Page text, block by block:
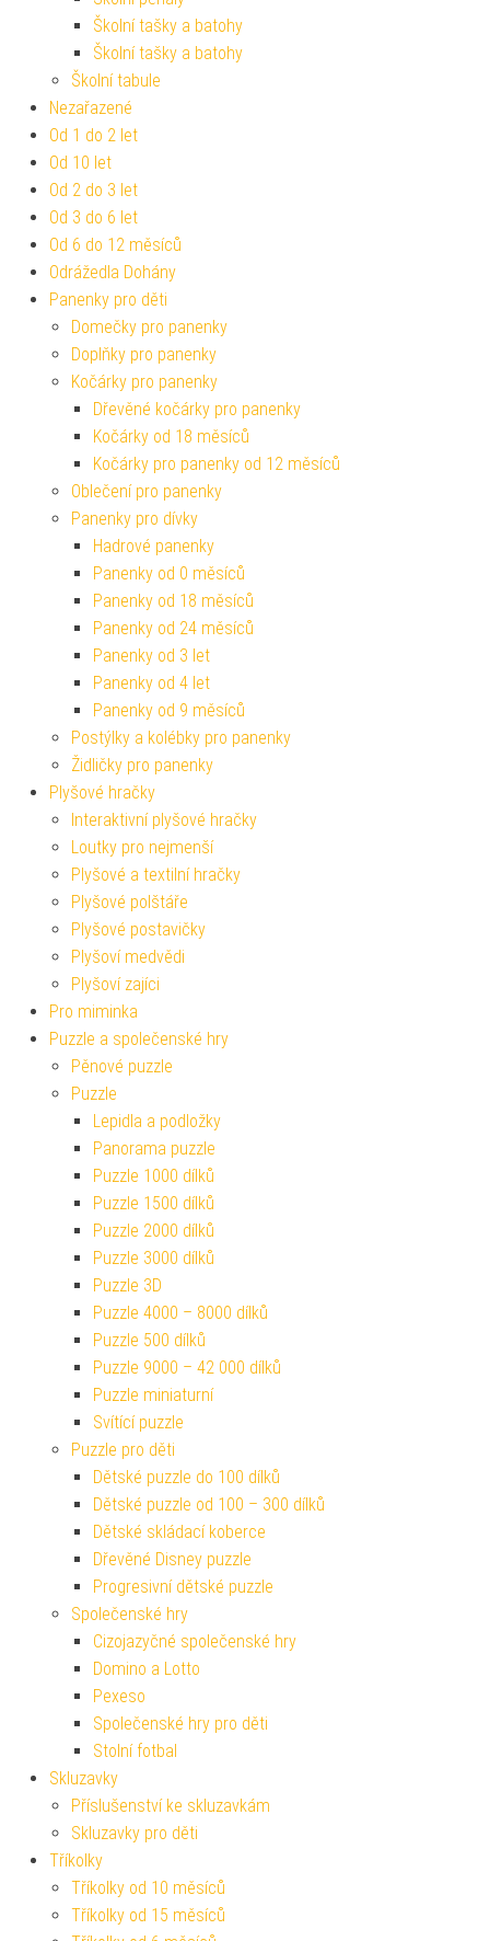
Školní tašky a batohy
Školní tašky a batohy
Školní tabule
Nezařazené
Od 1 do 2 let
Od 10 let
Od 2 do 3 let
Od 3 do 6 let
Od 6 do 12 měsíců
Odrážedla Dohány
Panenky pro děti
Domečky pro panenky
Doplňky pro panenky
Kočárky pro panenky
Dřevěné kočárky pro panenky
Kočárky od 18 měsíců
Kočárky pro panenky od 12 měsíců
Oblečení pro panenky
Panenky pro dívky
Hadrové panenky
Panenky od 0 měsíců
Panenky od 18 měsíců
Panenky od 24 měsíců
Panenky od 3 let
Panenky od 4 let
Panenky od 9 měsíců
Postýlky a kolébky pro panenky
Židličky pro panenky
Plyšové hračky
Interaktivní plyšové hračky
Loutky pro nejmenší
Plyšové a textilní hračky
Plyšové polštáře
Plyšové postavičky
Plyšoví medvědi
Plyšoví zajíci
Pro miminka
Puzzle a společenské hry
Pěnové puzzle
Puzzle
Lepidla a podložky
Panorama puzzle
Puzzle 1000 dílků
Puzzle 1500 dílků
Puzzle 2000 dílků
Puzzle 3000 dílků
Puzzle 3D
Puzzle 4000 – 8000 dílků
Puzzle 500 dílků
Puzzle 9000 – 42 000 dílků
Puzzle miniaturní
Svítící puzzle
Puzzle pro děti
Dětské puzzle do 100 dílků
Dětské puzzle od 100 – 300 dílků
Dětské skládací koberce
Dřevěné Disney puzzle
Progresivní dětské puzzle
Společenské hry
Cizojazyčné společenské hry
Domino a Lotto
Pexeso
Společenské hry pro děti
Stolní fotbal
Skluzavky
Příslušenství ke skluzavkám
Skluzavky pro děti
Tříkolky
Tříkolky od 10 měsíců
Tříkolky od 15 měsíců